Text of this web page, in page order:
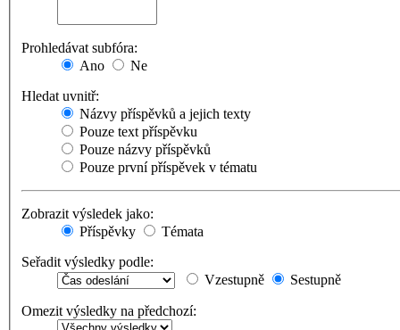
Prohledávat subfóra:
Ano
Ne
Hledat uvnitř:
Názvy příspěvků a jejich texty
Pouze text příspěvku
Pouze názvy příspěvků
Pouze první příspěvek v tématu
Zobrazit výsledek jako:
Příspěvky
Témata
Seřadit výsledky podle:
Vzestupně
Sestupně
Omezit výsledky na předchozí: